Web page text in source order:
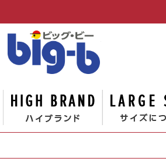
男の大
メッセージ ハイブランド